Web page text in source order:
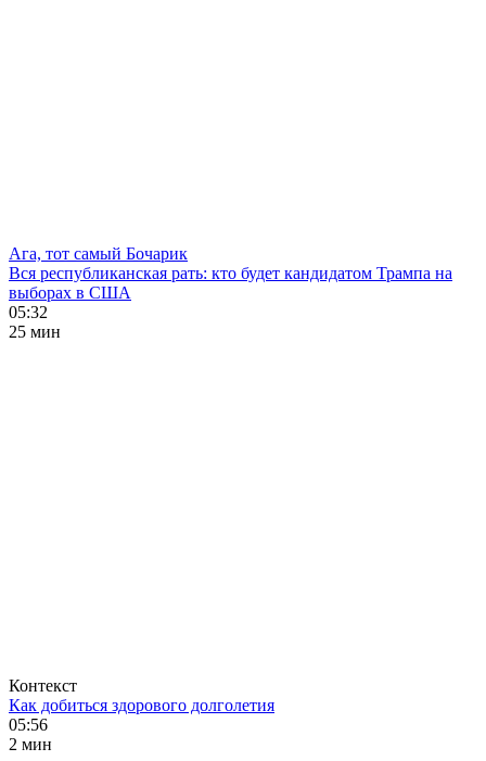
Ага, тот самый Бочарик
Вся республиканская рать: кто будет кандидатом Трампа на
выборах в США
05:32
25 мин
Контекст
Как добиться здорового долголетия
05:56
2 мин